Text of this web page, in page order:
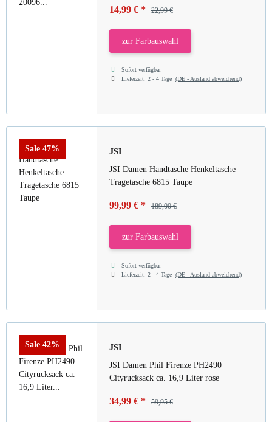
14,99 € * 22,99 €
zur Farbauswahl
Sofort verfügbar
Lieferzeit:2 - 4 Tage(DE - Ausland abweichend)
Sale 47%
JSI
JSI Damen Handtasche Henkeltasche
Tragetasche 6815 Taupe
99,99 € * 189,00 €
zur Farbauswahl
Sofort verfügbar
Lieferzeit:2 - 4 Tage(DE - Ausland abweichend)
Sale 42%
JSI
JSI Damen Phil Firenze PH2490
Cityrucksack ca. 16,9 Liter rose
34,99 € * 59,95 €